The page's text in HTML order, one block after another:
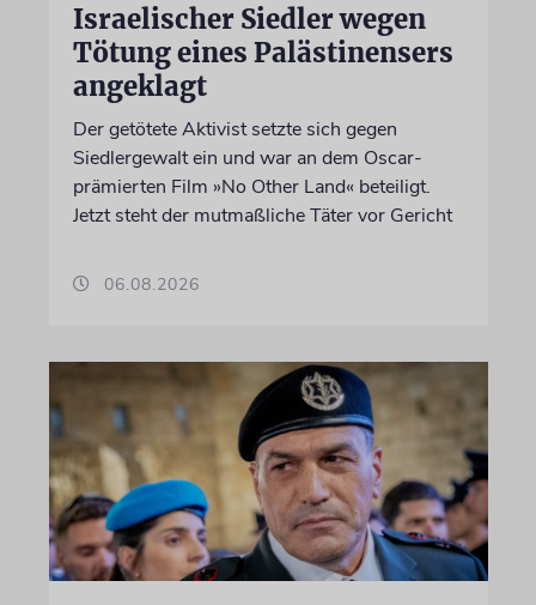
Israelischer Siedler wegen
Tötung eines Palästinensers
angeklagt
Der getötete Aktivist setzte sich gegen
Siedlergewalt ein und war an dem Oscar-
prämierten Film »No Other Land« beteiligt.
Jetzt steht der mutmaßliche Täter vor Gericht
06.08.2026